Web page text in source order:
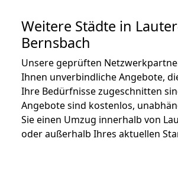
Weitere Städte in
Bernsbach
Unsere geprüften
Ihnen unverbindliche Angebote,
Ihre Bedürfnisse zugeschnitten
Angebote sind kostenlos,
Sie einen Umzug innerhalb von
oder außerhalb Ihres aktuellen